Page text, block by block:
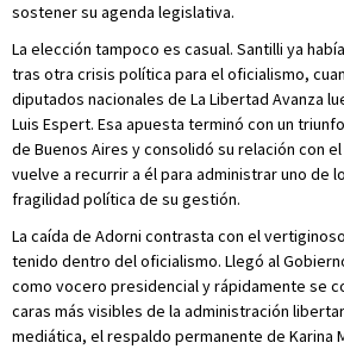
sostener su agenda legislativa.
La elección tampoco es casual. Santilli ya
tras otra crisis política para el oficialismo,
diputados nacionales de La Libertad Avanza
Luis Espert. Esa apuesta terminó con un
de Buenos Aires y consolidó su relación con
vuelve a recurrir a él para administrar uno de
fragilidad política de su gestión.
La caída de Adorni contrasta con el
tenido dentro del oficialismo. Llegó al
como vocero presidencial y rápidamente se
caras más visibles de la administración
mediática, el respaldo permanente de Karina